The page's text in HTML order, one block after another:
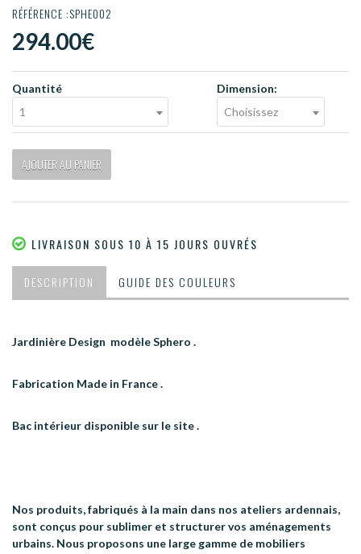
RÉFÉRENCE :SPHE002
294.00€
Quantité
1
Dimension:
Choisissez
AJOUTER AU PANIER
LIVRAISON SOUS 10 À 15 JOURS OUVRÉS
DESCRIPTION GUIDE DES COULEURS
Jardinière Design modèle Sphero .
Fabrication Made in France .
Bac intérieur disponible sur le site .
Nos produits, fabriqués à la main dans nos ateliers ardennais,
sont conçus pour sublimer et structurer vos aménagements
urbains. Nous proposons une large gamme de mobiliers